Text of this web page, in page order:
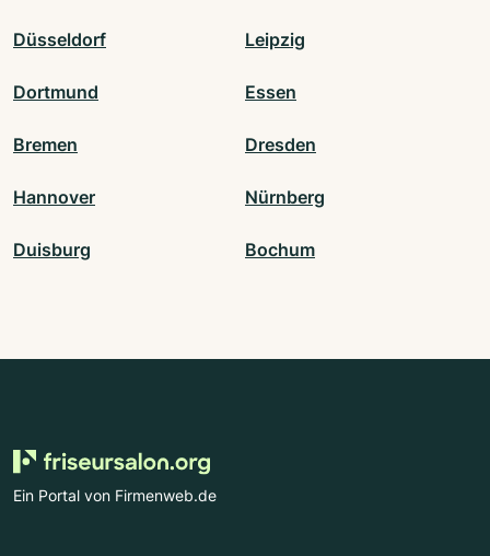
Düsseldorf Leipzig
Dortmund Essen
Bremen Dresden
Hannover Nürnberg
Duisburg Bochum
Ein Portal von Firmenweb.de